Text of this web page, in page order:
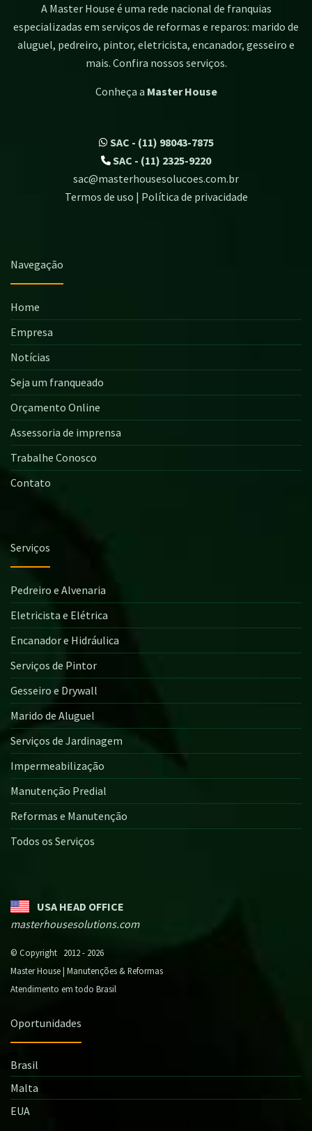
A Master House é uma rede nacional de franquias
especializadas em serviços de reformas e reparos: marido de
aluguel, pedreiro, pintor, eletricista, encanador, gesseiro e
mais. Confira nossos serviços.
Conheça a Master House
SAC - (11) 98043-7875
SAC - (11) 2325-9220
sac@masterhousesolucoes.com.br
Termos de uso | Política de privacidade
Navegação
Home
Empresa
Notícias
Seja um franqueado
Orçamento Online
Assessoria de imprensa
Trabalhe Conosco
Contato
Serviços
Pedreiro e Alvenaria
Eletricista e Elétrica
Encanador e Hidráulica
Serviços de Pintor
Gesseiro e Drywall
Marido de Aluguel
Serviços de Jardinagem
Impermeabilização
Manutenção Predial
Reformas e Manutenção
Todos os Serviços
USA HEAD OFFICE
masterhousesolutions.com
© Copyright 2012 - 2026
Master House | Manutenções & Reformas
Atendimento em todo Brasil
Oportunidades
Brasil
Malta
EUA